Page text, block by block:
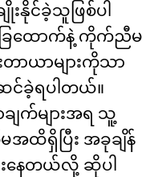
းနိုင်ခဲ့သူဖြစ်ပါ
ေထောက်နဲ့ ကိုက်ညီမ
ာယာများကိုသာ
င်ခဲ့ရပါတယ်။
ျက်များအရ သူ့
ထိရှိပြီး အခုချိန်
နေတယ်လို့ ဆိုပါ